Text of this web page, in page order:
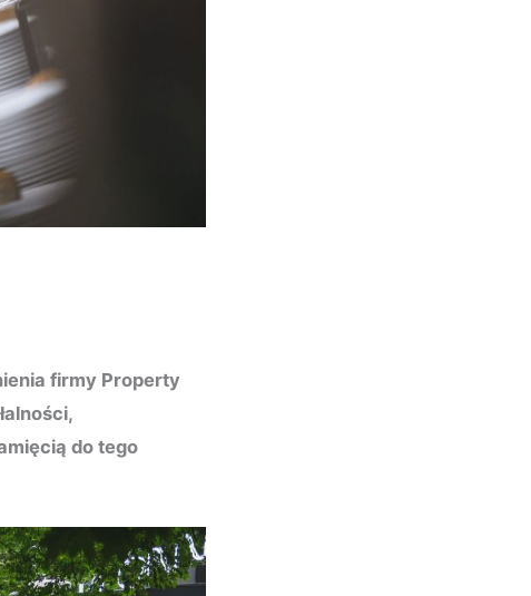
firmy Property
do tego